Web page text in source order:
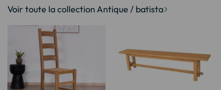
Voir toute la collection Antique / batista